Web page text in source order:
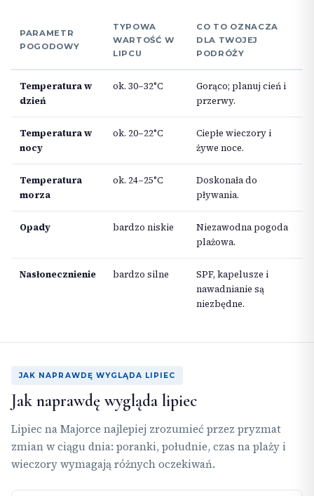
PARAMETR
POGODOWY
TYPOWA
WARTOŚĆ W
LIPCU
CO TO OZNACZA
DLA TWOJEJ
PODRÓŻY
Temperatura w
dzień
ok. 30–32°C
Gorąco; planuj cień i
przerwy.
Temperatura w
nocy
ok. 20–22°C
Ciepłe wieczory i
żywe noce.
Temperatura
morza
ok. 24–25°C
Doskonała do
pływania.
Opady bardzo niskie
Niezawodna pogoda
plażowa.
Nasłonecznienie bardzo silne
SPF, kapelusze i
nawadnianie są
niezbędne.
JAK NAPRAWDĘ WYGLĄDA LIPIEC
Jak naprawdę wygląda lipiec
Lipiec na Majorce najlepiej zrozumieć przez pryzmat
zmian w ciągu dnia: poranki, południe, czas na plaży i
wieczory wymagają różnych oczekiwań.